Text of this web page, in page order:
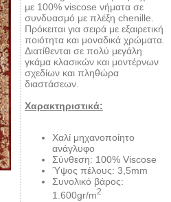
με 100% viscose νήματα σε
συνδυασμό με πλέξη chenille.
Πρόκειται για σειρά με εξαιρετική
ποιότητα και μοναδικά χρώματα.
Διατίθενται σε πολύ μεγάλη
γκάμα κλασικών και μοντέρνων
σχεδίων και πληθώρα
διαστάσεων.
Χαρακτηριστικά:
Χαλί μηχανοποίητο
ανάγλυφο
Σύνθεση: 100% Viscose
Ύψος πέλους: 3,5mm
Συνολικό βάρος:
1.600gr/m2